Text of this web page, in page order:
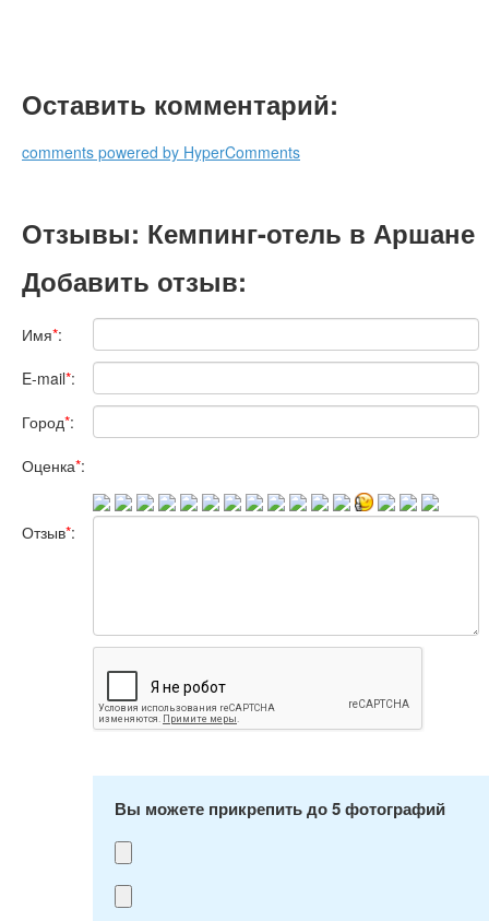
Оставить комментарий:
comments powered by HyperComments
Отзывы: Кемпинг-отель в Аршане
Добавить отзыв:
Имя*:
E-mail*:
Город*:
Оценка*:
Отзыв*:
Вы можете прикрепить до 5 фотографий